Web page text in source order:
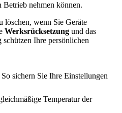
nehmen können.
löschen, wenn Sie Geräte
Werksrücksetzung und das
Ihre persönlichen
sichern Sie Ihre Einstellungen
Temperatur der